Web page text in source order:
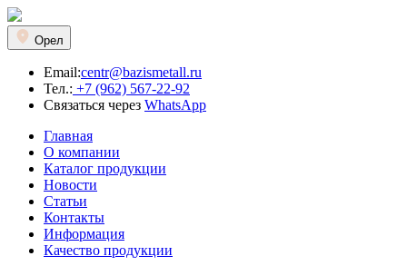
Орел
Email:centr@bazismetall.ru
Тел.: +7 (962) 567-22-92
Связаться через WhatsApp
Главная
О компании
Каталог продукции
Новости
Статьи
Контакты
Информация
Качество продукции